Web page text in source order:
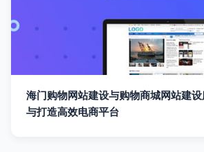
海门购物网站建设与购物商城网站建
与打造高效电商平台